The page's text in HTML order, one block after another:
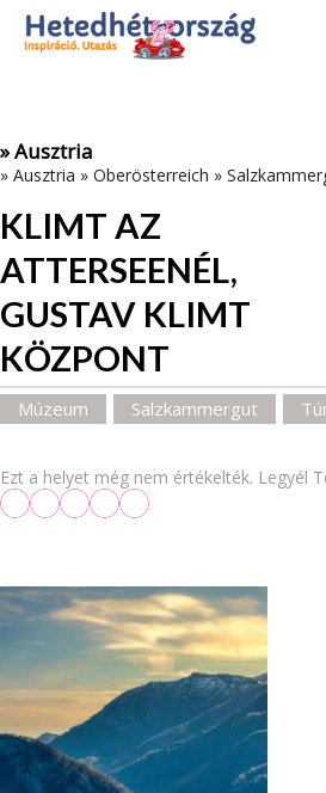
Az oldal sütiket (cookies) használ.
Adatvédelmi tájékoztató
» Ausztria
» Ausztria » Oberösterreich »
KLIMT AZ
ATTERSEENÉL,
GUSTAV KLIMT
KÖZPONT
Múzeum Salzkammergut
Ezt a helyet még nem értékelték. Legyél